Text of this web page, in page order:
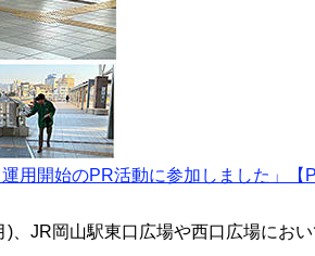
開始のPR活動に参加しました」【
、JR岡山駅東口広場や西口広場にお